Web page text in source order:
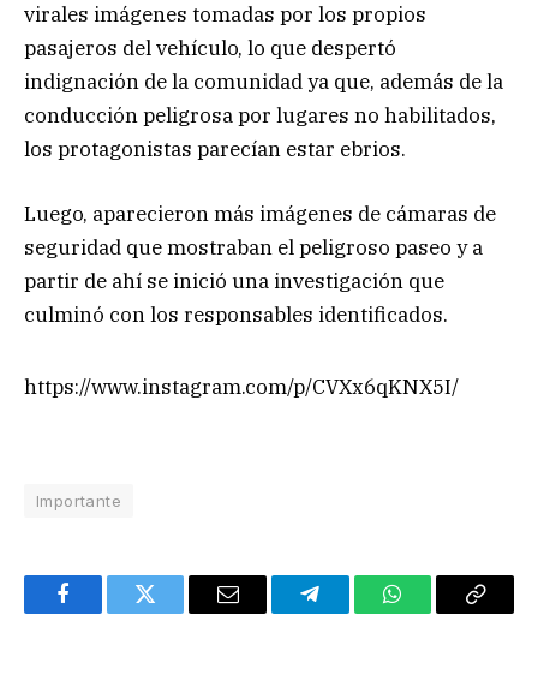
virales imágenes tomadas por los propios
pasajeros del vehículo, lo que despertó
indignación de la comunidad ya que, además de la
conducción peligrosa por lugares no habilitados,
los protagonistas parecían estar ebrios.
Luego, aparecieron más imágenes de cámaras de
seguridad que mostraban el peligroso paseo y a
partir de ahí se inició una investigación que
culminó con los responsables identificados.
https://www.instagram.com/p/CVXx6qKNX5I/
Importante
FacebookTwitter Email TelegramWhatsAppCopy